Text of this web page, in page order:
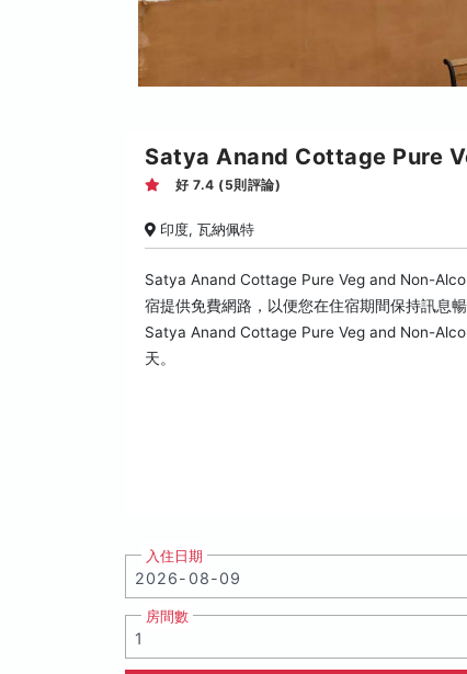
Satya Anand Cottage Pure
好 7.4 (5則評論)
印度, 瓦納佩特
Satya Anand Cottage Pure Veg and Non-
宿提供免費網路，以便您在住宿期間保持訊息
Satya Anand Cottage Pure Veg and Non-
天。
入住日期
房間數